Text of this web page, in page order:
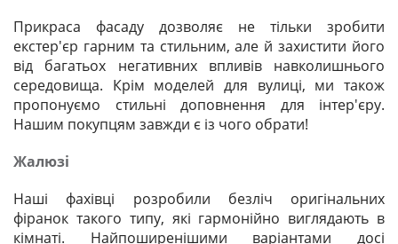
Прикраса фасаду дозволяє не тільки зробити
екстер'єр гарним та стильним, але й захистити його
від багатьох негативних впливів навколишнього
середовища. Крім моделей для вулиці, ми також
пропонуємо стильні доповнення для інтер'єру.
Нашим покупцям завжди є із чого обрати!
Жалюзі
Наші фахівці розробили безліч оригінальних
фіранок такого типу, які гармонійно виглядають в
кімнаті. Найпоширенішими варіантами досі